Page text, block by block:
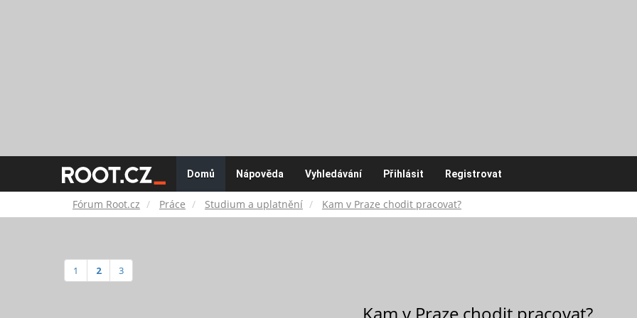
Fórum
Root.cz
Domů Nápověda Vyhledávání Přihlásit Registrovat
Fórum Root.cz Práce Studium a uplatnění Kam v Praze chodit pracovat?
1 2 3